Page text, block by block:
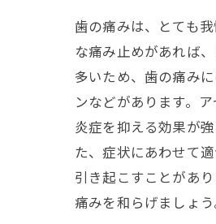
歯の痛みは、とても
な痛み止めがあれば
多いため、歯の痛み
ンなどがあります。
炎症を抑える効果が
た、症状にあわせて
引き起こすことがあ
痛みを和らげましょう